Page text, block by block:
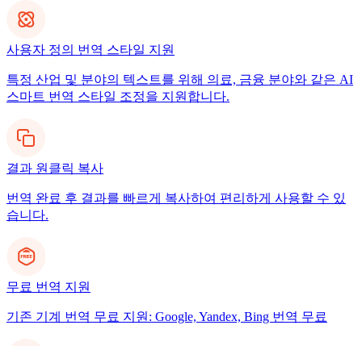
사용자 정의 번역 스타일 지원
특정 산업 및 분야의 텍스트를 위해 의료, 금융 분야와 같은 AI
스마트 번역 스타일 조정을 지원합니다.
결과 원클릭 복사
번역 완료 후 결과를 빠르게 복사하여 편리하게 사용할 수 있
습니다.
무료 번역 지원
기존 기계 번역 무료 지원: Google, Yandex, Bing 번역 무료